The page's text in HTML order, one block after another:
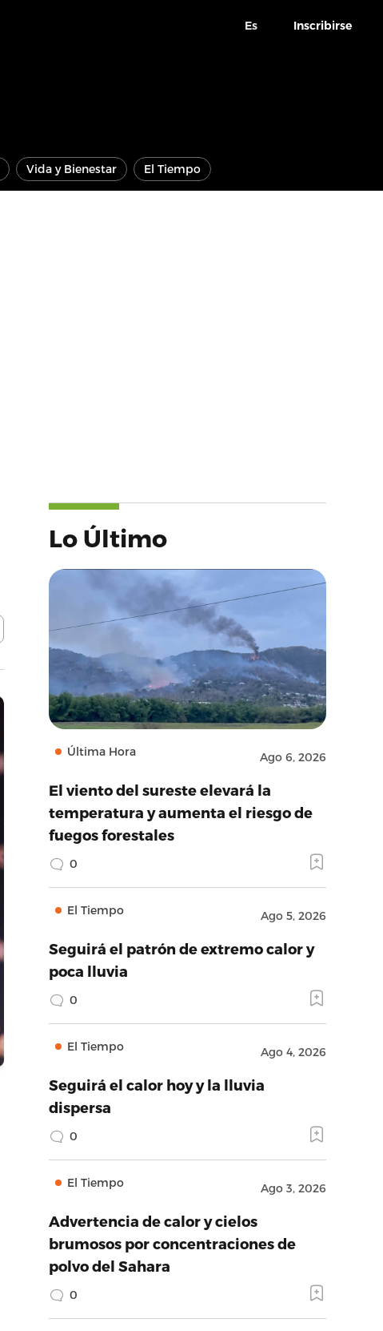
Es Inscribirse
Vida y Bienestar El Tiempo
Lo Último
Última Hora Ago 6, 2026
El viento del sureste elevará la
temperatura y aumenta el riesgo de
fuegos forestales
0
El Tiempo Ago 5, 2026
Seguirá el patrón de extremo calor y
poca lluvia
0
El Tiempo Ago 4, 2026
Seguirá el calor hoy y la lluvia
dispersa
0
El Tiempo Ago 3, 2026
Advertencia de calor y cielos
brumosos por concentraciones de
polvo del Sahara
0